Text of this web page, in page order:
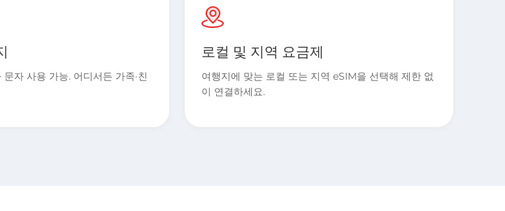
자 사용 가능. 어디서든 가족·친
로컬 및 지역 요금제
여행지에 맞는 로컬 또는 지역 eSIM을 선택해 제한 없
이 연결하세요.